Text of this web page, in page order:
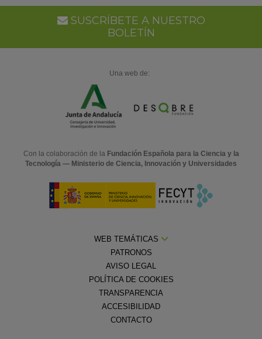
SUSCRÍBETE A NUESTRO
BOLETÍN
Una web de:
Con la colaboración de la Fundación Española para la Ciencia y la
Tecnología — Ministerio de Ciencia, Innovación y Universidades
WEB TEMÁTICAS
PATRONOS
AVISO LEGAL
POLÍTICA DE COOKIES
TRANSPARENCIA
ACCESIBILIDAD
CONTACTO